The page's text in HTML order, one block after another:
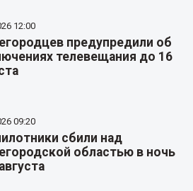
12:00
предупредили об
телевещания до 16
09:20
сбили над
областью в ночь